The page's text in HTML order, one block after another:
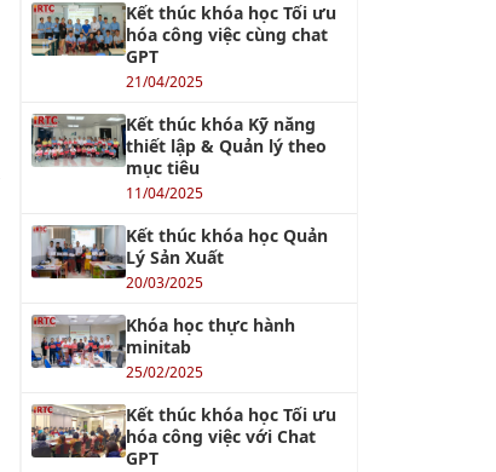
Kết thúc khóa học Tối ưu
hóa công việc cùng chat
GPT
21/04/2025
Kết thúc khóa Kỹ năng
thiết lập & Quản lý theo
mục tiêu
11/04/2025
Kết thúc khóa học Quản
Lý Sản Xuất
20/03/2025
Khóa học thực hành
minitab
25/02/2025
Kết thúc khóa học Tối ưu
hóa công việc với Chat
GPT